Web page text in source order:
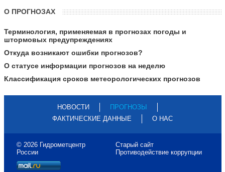
О ПРОГНОЗАХ
Терминология, применяемая в прогнозах погоды и
штормовых предупреждениях
Откуда возникают ошибки прогнозов?
О статусе информации прогнозов на неделю
Классификация сроков метеорологических прогнозов
НОВОСТИ
ПРОГНОЗЫ
ФАКТИЧЕСКИЕ ДАННЫЕ
О НАС
© 2026 Гидрометцентр
России
Старый сайт
Противодействие коррупции